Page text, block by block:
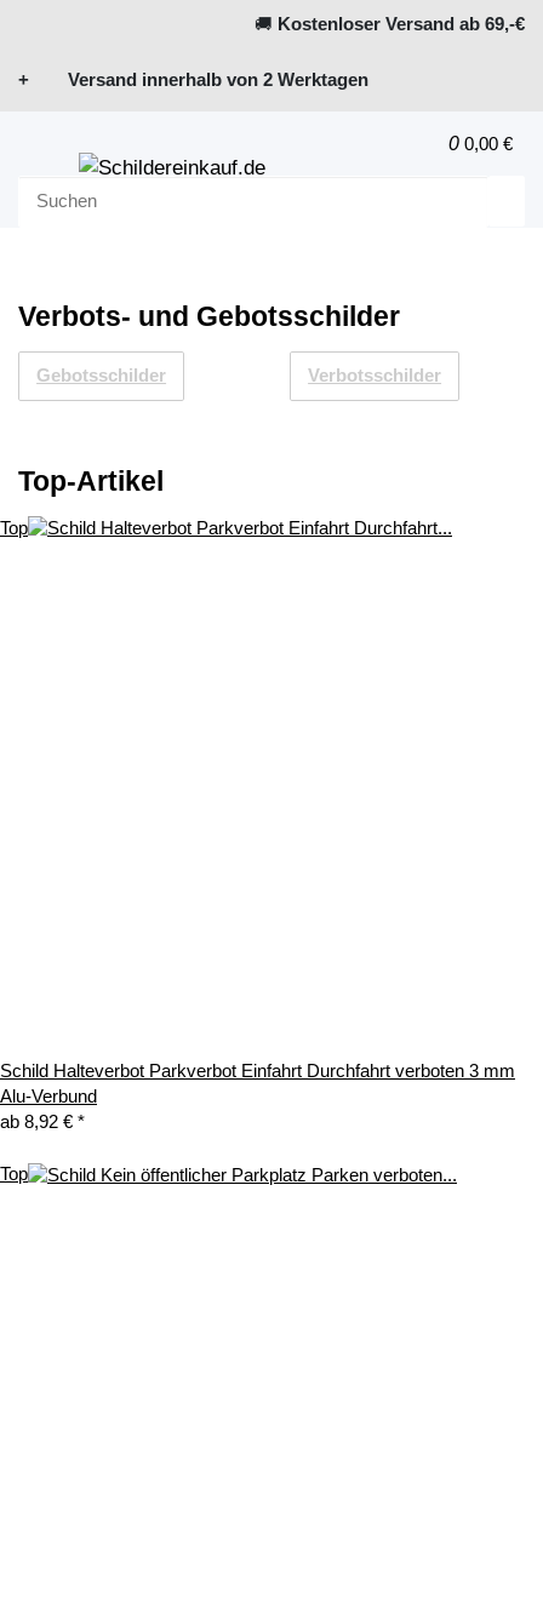
🚚 Kostenloser Versand ab 69,-€
+ Versand innerhalb von 2 Werktagen
0 0,00 €
Verbots- und Gebotsschilder
Gebotsschilder Verbotsschilder
Top-Artikel
Top
Schild Halteverbot Parkverbot Einfahrt Durchfahrt verboten 3 mm
Alu-Verbund
ab 8,92 € *
Top